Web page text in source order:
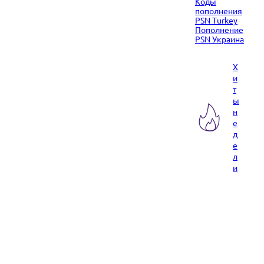
пополнения
PSN Turkey
Пополнение
PSN Украина
Х
и
т
ы
н
е
д
е
л
и